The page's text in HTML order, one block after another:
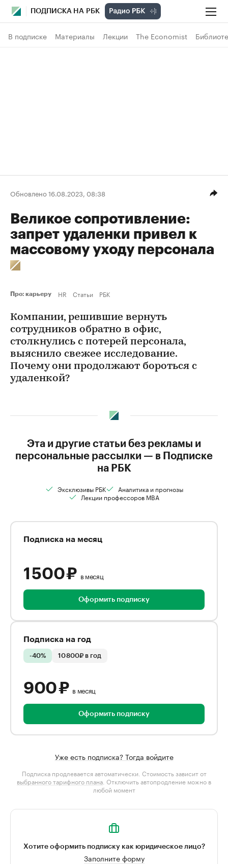
ПОДПИСКА НА РБК
В подписке Материалы Лекции The Economist
Обновлено 16.08.2023, 08:38
Великое сопротивление:
запрет удаленки привел к
массовому уходу персонала
Про: карьеру HR Статьи РБК
Компании, решившие вернуть
сотрудников обратно в офис,
столкнулись с потерей персонала,
выяснило свежее исследование.
Почему они продолжают бороться с
удаленкой?
Эта и другие статьи без рекламы и
персональные рассылки — в Подписке
на РБК
Эксклюзивы РБК
Аналитика и прогнозы
Лекции профессоров MBA
Подписка на месяц
1 500 ₽ в месяц
Оформить подписку
Подписка на год
-40% 10 800₽ в год
900 ₽ в месяц
Оформить подписку
Уже есть подписка? Тогда войдите
Подписка продлевается автоматически. Стоимость зависит от
выбранного тарифного плана . Отключить автопродление можно в
любой момент
Хотите оформить подписку как юридическое лицо?
Заполните форму